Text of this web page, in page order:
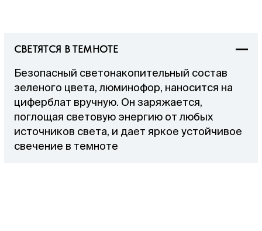
СВЕТЯТСЯ В ТЕМНОТЕ
Безопасный светонакопительный состав
зеленого цвета, люминофор, наносится на
циферблат вручную. Он заряжается,
поглощая световую энергию от любых
источников света, и дает яркое устойчивое
свечение в темноте